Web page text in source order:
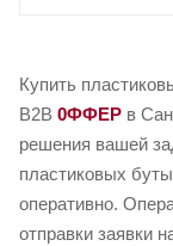
Купить
B2B 0ФФЕР в
решения вашей
пластиковых
оперативно.
отправки заявки